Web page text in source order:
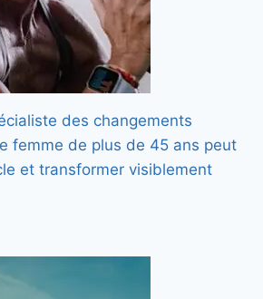
des changements
femme de plus de 45 ans peut
et transformer visiblement